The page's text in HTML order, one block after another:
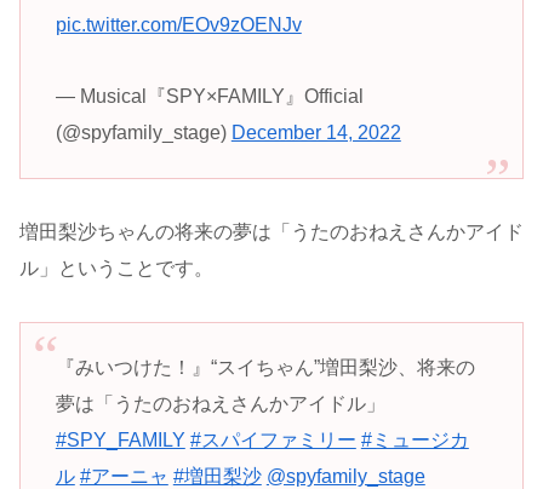
pic.twitter.com/EOv9zOENJv
— Musical『SPY×FAMILY』Official
(@spyfamily_stage) December 14, 2022
増田梨沙ちゃんの将来の夢は「うたのおねえさんかアイド
ル」ということです。
『みいつけた！』“スイちゃん”増田梨沙、将来の
夢は「うたのおねえさんかアイドル」
#SPY_FAMILY #スパイファミリー #ミュージカ
ル #アーニャ #増田梨沙 @spyfamily_stage